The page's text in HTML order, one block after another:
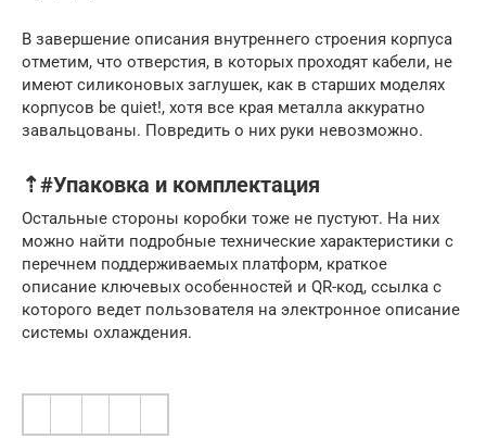
В завершение описания внутреннего строения корпуса
отметим, что отверстия, в которых проходят кабели, не
имеют силиконовых заглушек, как в старших моделях
корпусов be quiet!, хотя все края металла аккуратно
завальцованы. Повредить о них руки невозможно.
⇡#Упаковка и комплектация
Остальные стороны коробки тоже не пустуют. На них
можно найти подробные технические характеристики с
перечнем поддерживаемых платформ, краткое
описание ключевых особенностей и QR-код, ссылка с
которого ведет пользователя на электронное описание
системы охлаждения.